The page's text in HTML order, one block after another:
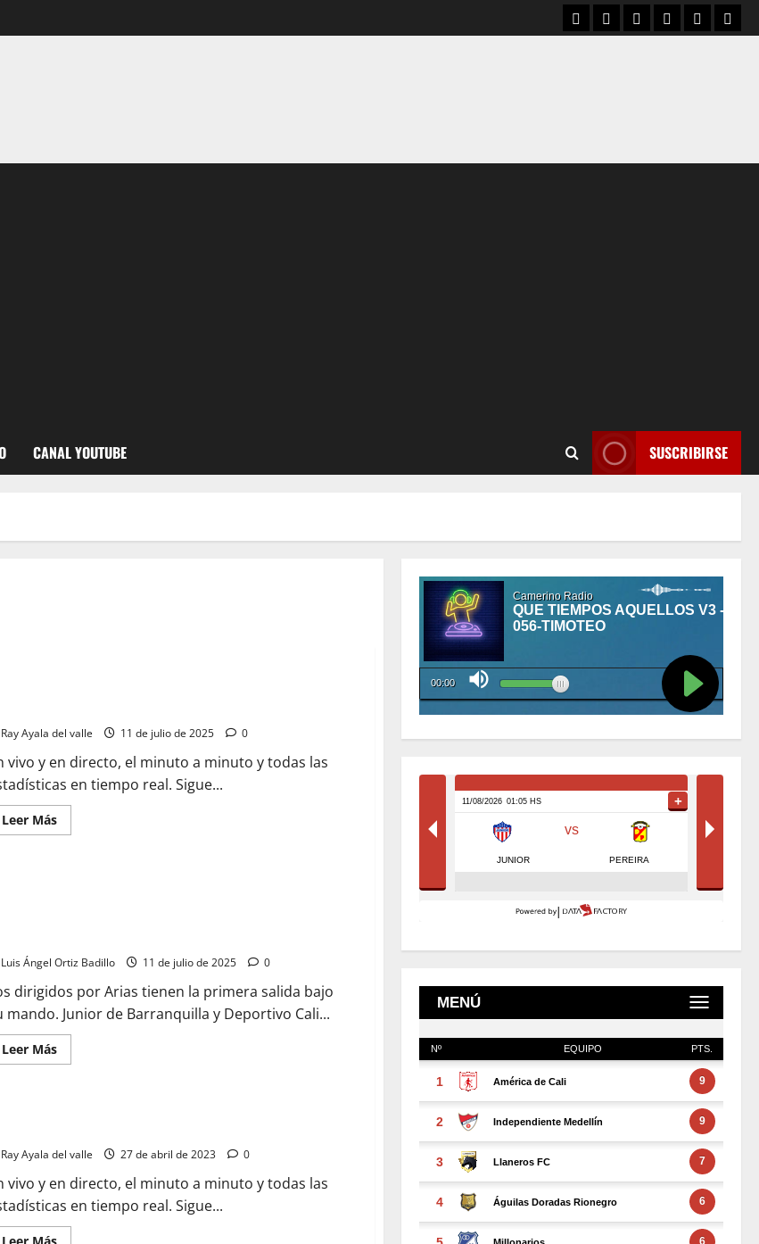
CANAL YOUTUBE SUSCRIBIRSE
Ray Ayala del valle 11 de julio de 2025 0
vivo y en directo, el minuto a minuto y todas las
en tiempo real. Sigue...
Leer Más
Luis Ángel Ortiz Badillo 11 de julio de 2025 0
dirigidos por Arias tienen la primera salida bajo
mando. Junior de Barranquilla y Deportivo Cali...
Leer Más
Ray Ayala del valle 27 de abril de 2023 0
vivo y en directo, el minuto a minuto y todas las
en tiempo real. Sigue...